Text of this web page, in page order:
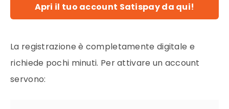
Apri il tuo account Satispay da qui!
La registrazione è completamente digitale e
richiede pochi minuti. Per attivare un account
servono: